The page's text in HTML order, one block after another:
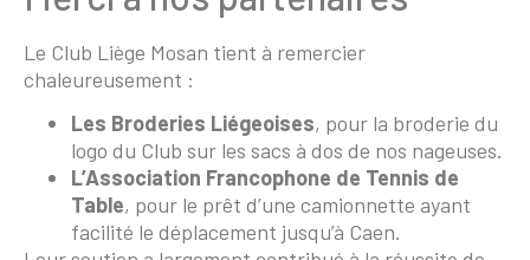
Le Club Liège Mosan tient à remercier
chaleureusement :
Les Broderies Liégeoises, pour la broderie du
logo du Club sur les sacs à dos de nos nageuses.
L’Association Francophone de Tennis de
Table, pour le prêt d’une camionnette ayant
facilité le déplacement jusqu’à Caen.